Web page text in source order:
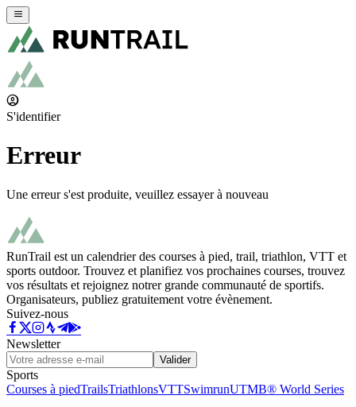
S'identifier
Erreur
Une erreur s'est produite, veuillez essayer à nouveau
RunTrail est un calendrier des courses à pied, trail, triathlon, VTT et
sports outdoor. Trouvez et planifiez vos prochaines courses, trouvez
vos résultats et rejoignez notrer grande communauté de sportifs.
Organisateurs, publiez gratuitement votre évènement.
Suivez-nous
Newsletter
Valider
Sports
Courses à piedTrailsTriathlonsVTTSwimrunUTMB® World Series